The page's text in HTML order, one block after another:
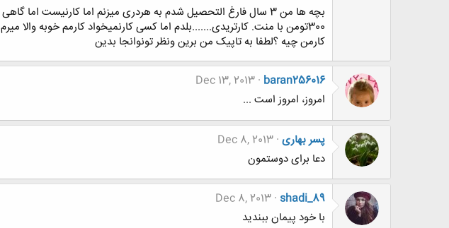
کارمن چیه ؟لطفا به تاپیک من برین ونظر تونوانجا بدین
baran256016
Dec 13, 2013
امروز، امروز است ...
پسر بهاری Dec 8, 2013
دعا برای دوستمون
shadi_89
Dec 8, 2013
با خود پیمان ببندید